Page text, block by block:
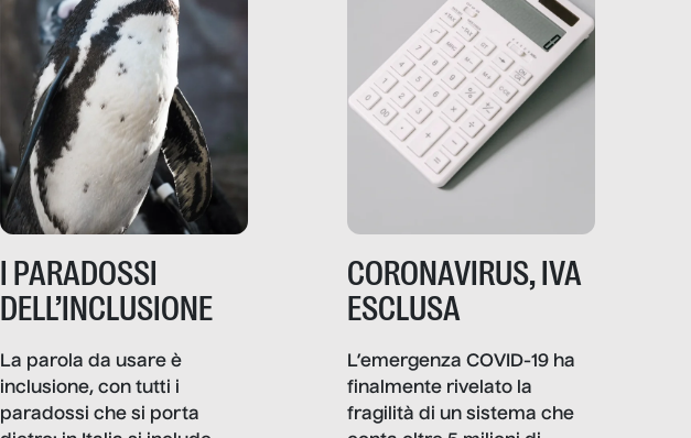
I PARADOSSI
DELL’INCLUSIONE
La parola da usare è
inclusione, con tutti i
paradossi che si porta
CORONAVIRUS, IVA
ESCLUSA
L’emergenza COVID-19 ha
finalmente rivelato la
fragilità di un sistema che